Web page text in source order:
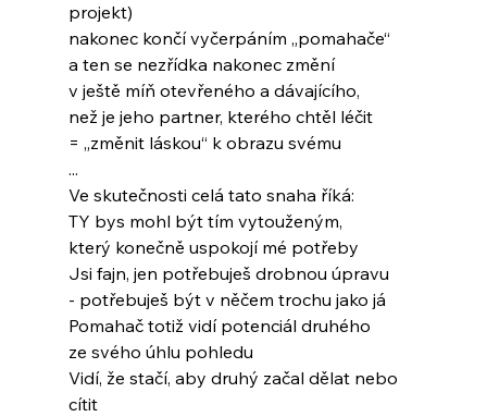
projekt)
nakonec končí vyčerpáním „pomahače“
a ten se nezřídka nakonec změní
v ještě míň otevřeného a dávajícího,
než je jeho partner, kterého chtěl léčit
= „změnit láskou“ k obrazu svému
...
Ve skutečnosti celá tato snaha říká:
TY bys mohl být tím vytouženým,
který konečně uspokojí mé potřeby
Jsi fajn, jen potřebuješ drobnou úpravu
- potřebuješ být v něčem trochu jako já
Pomahač totiž vidí potenciál druhého
ze svého úhlu pohledu
Vidí, že stačí, aby druhý začal dělat nebo
cítit